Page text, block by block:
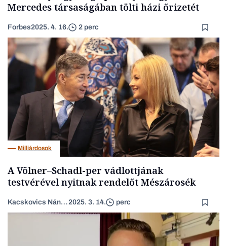
Mercedes társaságában tölti házi őrizetét
Forbes2025. 4. 16. 2 perc
Milliárdosok
A Völner–Schadl-per vádlottjának
testvérével nyitnak rendelőt Mészárosék
Kacskovics Nándor János 2025. 3. 14. perc